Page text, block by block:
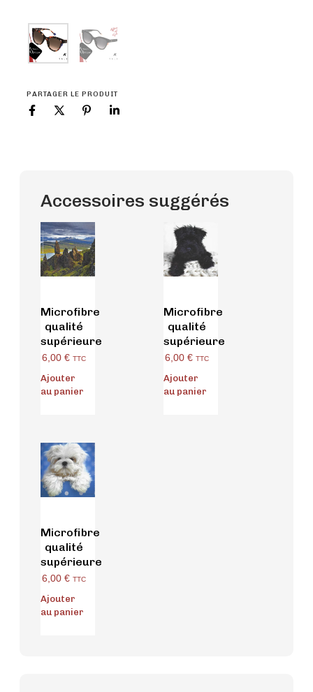
PARTAGER LE PRODUIT
Accessoires suggérés
Microfibre
qualité
supérieure
6,00 € TTC
Ajouter
au panier
Microfibre
qualité
supérieure
6,00 € TTC
Ajouter
au panier
Microfibre
qualité
supérieure
6,00 € TTC
Ajouter
au panier